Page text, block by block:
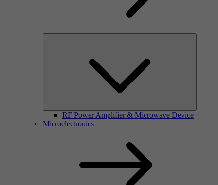
RF Power Amplifier & Microwave Device
Microelectronics